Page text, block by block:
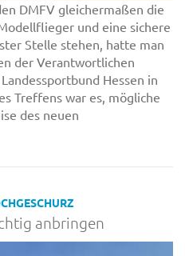
DMFV gleichermaßen die
und eine sichere
Stelle stehen, hatte man
der Verantwortlichen
Hessen in
Treffens war es, mögliche
des neuen
anbringen